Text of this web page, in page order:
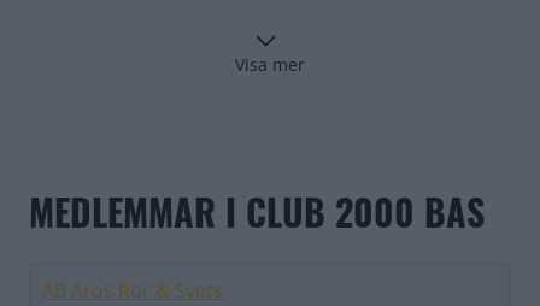
Fredrik Bergvall AB
Hannas Pizza & Kök
Visa mer
MEDLEMMAR I CLUB 2000 BAS
AB Aros Rör & Svets